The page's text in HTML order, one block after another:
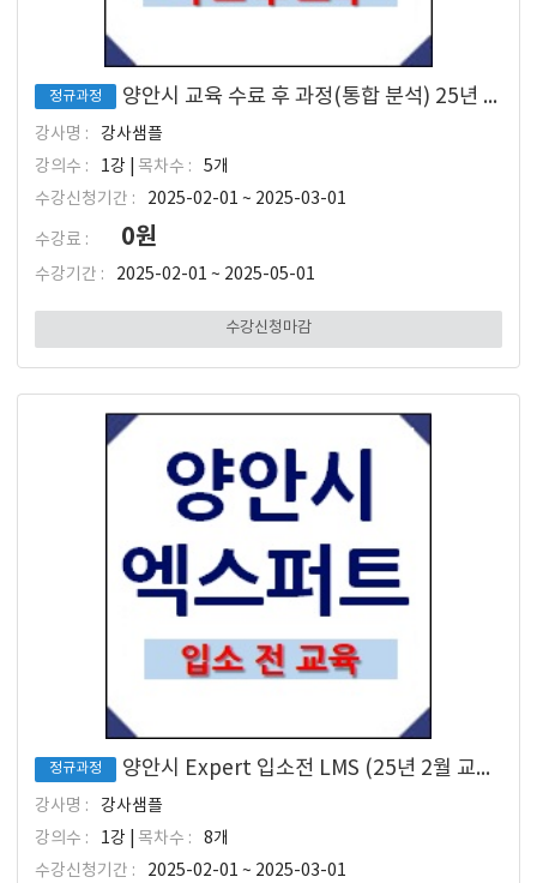
정규과정 양안시 교육 수료 후 과정(통합 분석) 25년 2월 입소 대상
강사명 :
강사샘플
강의수 :
1강 | 목차수 :
5개
수강신청기간 :
2025-02-01 ~ 2025-03-01
수강료 : 0원
수강기간 : 2025-02-01 ~ 2025-05-01
수강신청마감
정규과정 양안시 Expert 입소전 LMS (25년 2월 교육 입소 대상)
강사명 :
강사샘플
강의수 :
1강 | 목차수 :
8개
수강신청기간 :
2025-02-01 ~ 2025-03-01